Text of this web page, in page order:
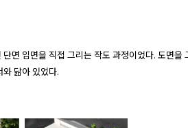
면 입면을 직접 그리는 작도 과정이었다. 도면
닮아 있었다.